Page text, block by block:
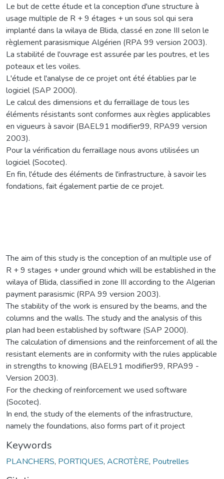
Le but de cette étude et la conception d'une structure à
usage multiple de R + 9 étages + un sous sol qui sera
implanté dans la wilaya de Blida, classé en zone III selon le
règlement parasismique Algérien (RPA 99 version 2003).
La stabilité de l'ouvrage est assurée par les poutres, et les
poteaux et les voiles.
L'étude et l'analyse de ce projet ont été établies par le
logiciel (SAP 2000).
Le calcul des dimensions et du ferraillage de tous les
éléments résistants sont conformes aux règles applicables
en vigueurs à savoir (BAEL91 modifier99, RPA99 version
2003).
Pour la vérification du ferraillage nous avons utilisées un
logiciel (Socotec).
En fin, l'étude des éléments de l'infrastructure, à savoir les
fondations, fait également partie de ce projet.
The aim of this study is the conception of an multiple use of
R + 9 stages + under ground which will be established in the
wilaya of Blida, classified in zone III according to the Algerian
payment parasismic (RPA 99 version 2003).
The stability of the work is ensured by the beams, and the
columns and the walls. The study and the analysis of this
plan had been established by software (SAP 2000).
The calculation of dimensions and the reinforcement of all the
resistant elements are in conformity with the rules applicable
in strengths to knowing (BAEL91 modifier99, RPA99 -
Version 2003).
For the checking of reinforcement we used software
(Socotec).
In end, the study of the elements of the infrastructure,
namely the foundations, also forms part of it project
Keywords
PLANCHERS, PORTIQUES, ACROTÈRE, Poutrelles